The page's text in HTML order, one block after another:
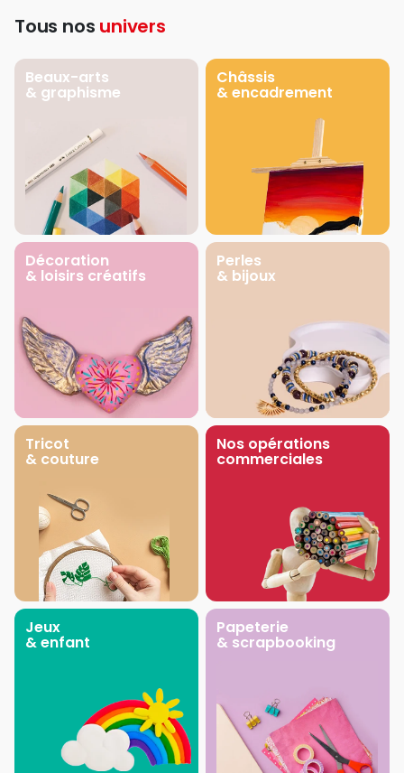
Tous nos univers
Beaux-arts
& graphisme
Châssis
& encadrement
Décoration
& loisirs créatifs
Perles
& bijoux
Tricot
& couture
Nos opérations
commerciales
Jeux
& enfant
Papeterie
& scrapbooking